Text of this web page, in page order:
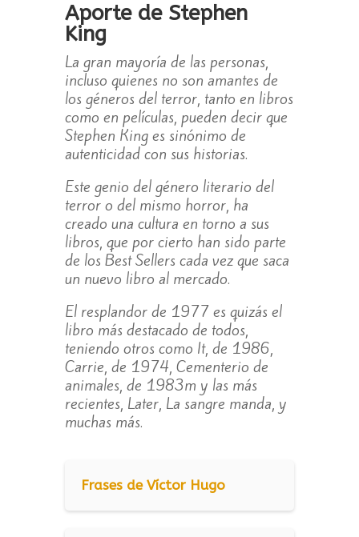
Aporte de Stephen
King
La gran mayoría de las personas,
incluso quienes no son amantes de
los géneros del terror, tanto en libros
como en películas, pueden decir que
Stephen King es sinónimo de
autenticidad con sus historias.
Este genio del género literario del
terror o del mismo horror, ha
creado una cultura en torno a sus
libros, que por cierto han sido parte
de los Best Sellers cada vez que saca
un nuevo libro al mercado.
El resplandor de 1977 es quizás el
libro más destacado de todos,
teniendo otros como It, de 1986,
Carrie, de 1974, Cementerio de
animales, de 1983m y las más
recientes, Later, La sangre manda, y
muchas más.
Frases de Víctor Hugo